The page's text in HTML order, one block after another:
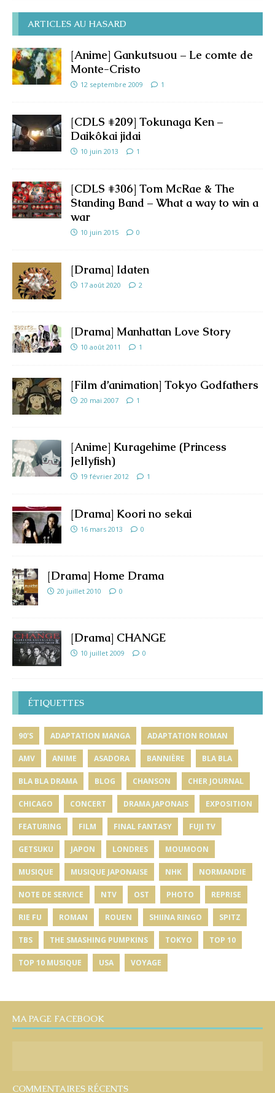
ARTICLES AU HASARD
[Anime] Gankutsuou – Le comte de
Monte-Cristo
12 septembre 2009 1
[CDLS #209] Tokunaga Ken –
Daikôkai jidai
10 juin 2013 1
[CDLS #306] Tom McRae & The
Standing Band – What a way to win a
war
10 juin 2015 0
[Drama] Idaten
17 août 2020 2
[Drama] Manhattan Love Story
10 août 2011 1
[Film d’animation] Tokyo Godfathers
20 mai 2007 1
[Anime] Kuragehime (Princess
Jellyfish)
19 février 2012 1
[Drama] Koori no sekai
16 mars 2013 0
[Drama] Home Drama
20 juillet 2010 0
[Drama] CHANGE
10 juillet 2009 0
ÉTIQUETTES
90'S ADAPTATION MANGA ADAPTATION ROMAN
AMV ANIME ASADORA BANNIÈRE BLA BLA
BLA BLA DRAMA BLOG CHANSON CHER JOURNAL
CHICAGO CONCERT DRAMA JAPONAIS EXPOSITION
FEATURING FILM FINAL FANTASY FUJI TV
GETSUKU JAPON LONDRES MOUMOON
MUSIQUE MUSIQUE JAPONAISE NHK NORMANDIE
NOTE DE SERVICE NTV OST PHOTO REPRISE
RIE FU ROMAN ROUEN SHIINA RINGO SPITZ
TBS THE SMASHING PUMPKINS TOKYO TOP 10
TOP 10 MUSIQUE USA VOYAGE
MA PAGE FACEBOOK
COMMENTAIRES RÉCENTS